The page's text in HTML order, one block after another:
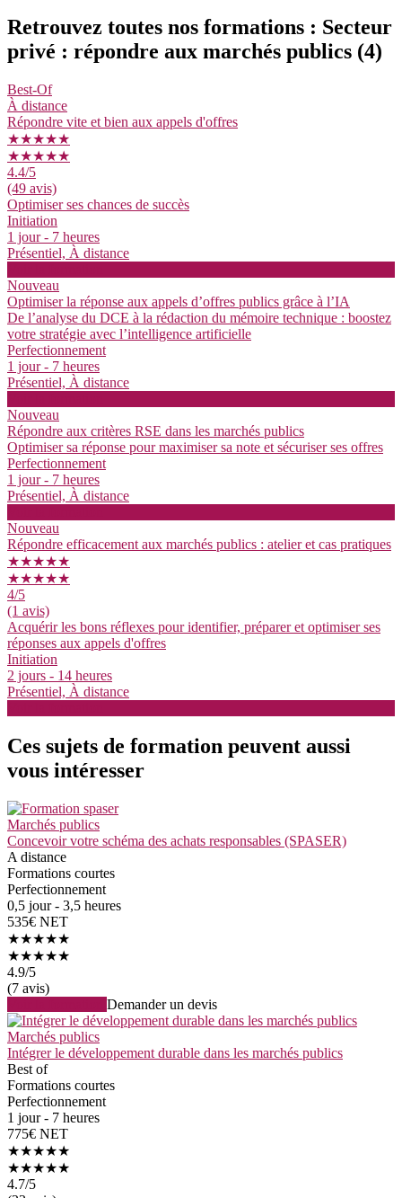
Retrouvez toutes nos formations : Secteur
privé : répondre aux marchés publics (4)
Best-Of
À distance
Répondre vite et bien aux appels d'offres
★★★★★
★★★★★
4.4/5
(49 avis)
Optimiser ses chances de succès
Initiation
1 jour - 7 heures
Présentiel, À distance
Nouveau
Optimiser la réponse aux appels d’offres publics grâce à l’IA
De l’analyse du DCE à la rédaction du mémoire technique : boostez
votre stratégie avec l’intelligence artificielle
Perfectionnement
1 jour - 7 heures
Présentiel, À distance
Nouveau
Répondre aux critères RSE dans les marchés publics
Optimiser sa réponse pour maximiser sa note et sécuriser ses offres
Perfectionnement
1 jour - 7 heures
Présentiel, À distance
Nouveau
Répondre efficacement aux marchés publics : atelier et cas pratiques
★★★★★
★★★★★
4/5
(1 avis)
Acquérir les bons réflexes pour identifier, préparer et optimiser ses
réponses aux appels d'offres
Initiation
2 jours - 14 heures
Présentiel, À distance
Ces sujets de formation peuvent aussi
vous intéresser
Marchés publics
Concevoir votre schéma des achats responsables (SPASER)
A distance
Formations courtes
Perfectionnement
0,5 jour - 3,5 heures
535€ NET
★★★★★
★★★★★
4.9/5
(7 avis)
Demander un devis
Marchés publics
Intégrer le développement durable dans les marchés publics
Best of
Formations courtes
Perfectionnement
1 jour - 7 heures
775€ NET
★★★★★
★★★★★
4.7/5